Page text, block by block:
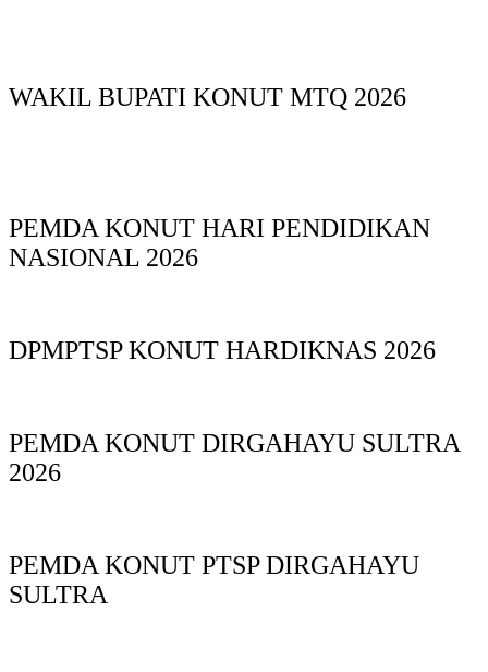
WAKIL BUPATI KONUT MTQ 2026
PEMDA KONUT HARI PENDIDIKAN
NASIONAL 2026
DPMPTSP KONUT HARDIKNAS 2026
PEMDA KONUT DIRGAHAYU SULTRA
2026
PEMDA KONUT PTSP DIRGAHAYU
SULTRA